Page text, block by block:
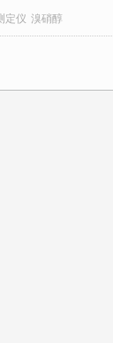
定仪 溴硝醇